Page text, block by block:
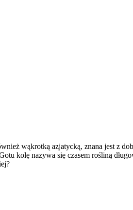
wąkrotką azjatycką, znana jest z
kolę nazywa się czasem rośliną